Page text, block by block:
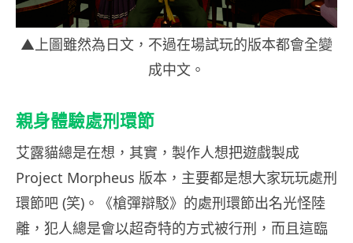
▲上圖雖然為日文，不過在場試玩的版本都會全變
成中文。
親身體驗處刑環節
艾露貓總是在想，其實，製作人想把遊戲製成
Project Morpheus 版本，主要都是想大家玩玩處刑
環節吧 (笑)。《槍彈辯駁》的處刑環節出名光怪陸
離，犯人總是會以超奇特的方式被行刑，而且這臨